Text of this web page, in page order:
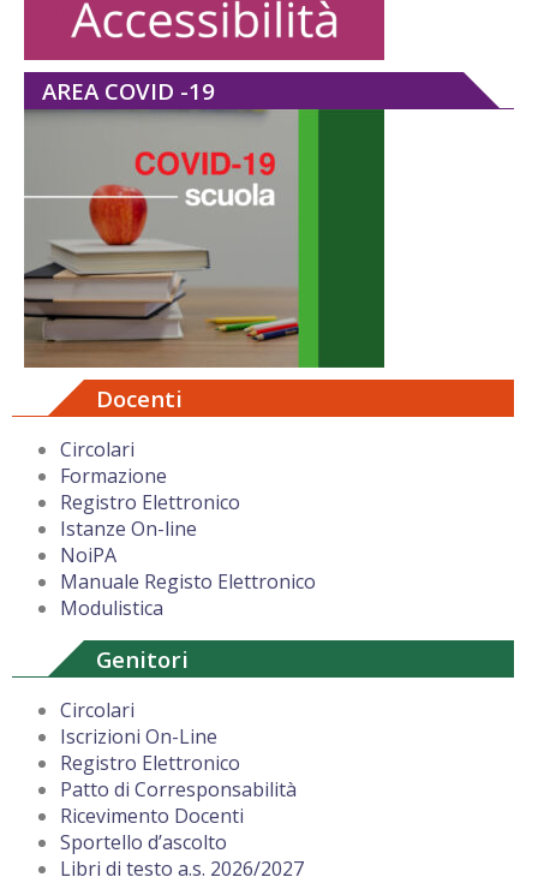
AREA COVID -19
Docenti
Circolari
Formazione
Registro Elettronico
Istanze On-line
NoiPA
Manuale Registo Elettronico
Modulistica
Genitori
Circolari
Iscrizioni On-Line
Registro Elettronico
Patto di Corresponsabilità
Ricevimento Docenti
Sportello d’ascolto
Libri di testo a.s. 2026/2027